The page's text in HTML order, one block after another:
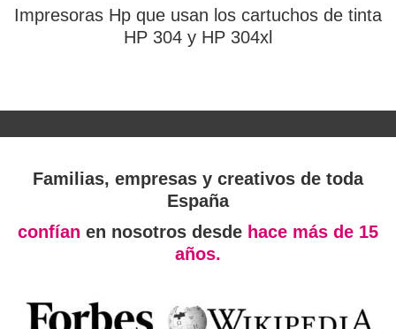
Impresoras Hp que usan los cartuchos de tinta
HP 304 y HP 304xl
Familias, empresas y creativos de toda
España
confían en nosotros desde hace más de 15
años.